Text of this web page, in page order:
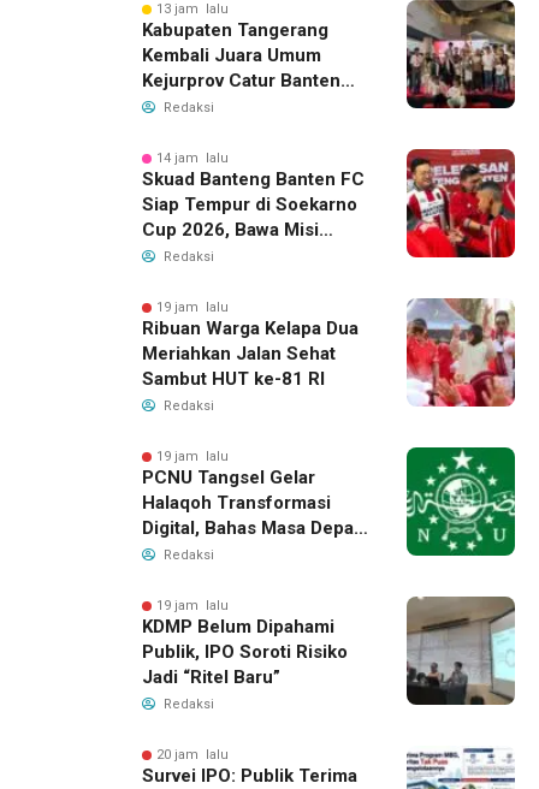
13 jam lalu
Kabupaten Tangerang
Kembali Juara Umum
Kejurprov Catur Banten
2026, Raih 24 Medali
Redaksi
14 jam lalu
Skuad Banteng Banten FC
Siap Tempur di Soekarno
Cup 2026, Bawa Misi
Harumkan Nama Banten
Redaksi
19 jam lalu
Ribuan Warga Kelapa Dua
Meriahkan Jalan Sehat
Sambut HUT ke-81 RI
Redaksi
19 jam lalu
PCNU Tangsel Gelar
Halaqoh Transformasi
Digital, Bahas Masa Depan
NU di Era Disrupsi
Redaksi
19 jam lalu
KDMP Belum Dipahami
Publik, IPO Soroti Risiko
Jadi “Ritel Baru”
Redaksi
20 jam lalu
Survei IPO: Publik Terima